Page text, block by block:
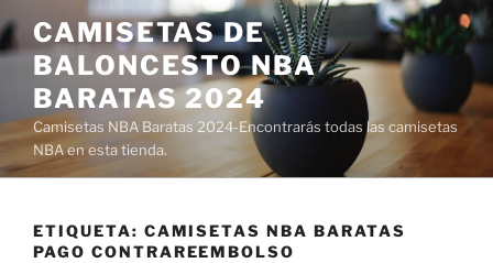
al
contenido
CAMISETAS DE
BALONCESTO NBA
BARATAS 2024
Camisetas NBA Baratas 2024-Encontrarás todas las camisetas
NBA en esta tienda.
ETIQUETA: CAMISETAS NBA BARATAS
PAGO CONTRAREEMBOLSO